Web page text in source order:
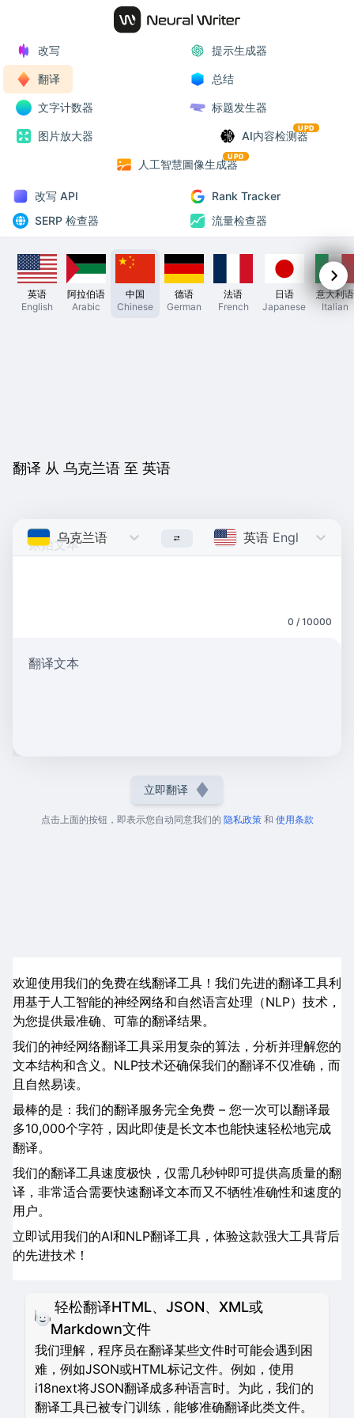
改写 提示生成器
翻译 总结
文字计数器 标题发生器
图片放大器 AI内容检测器
UPD
人工智慧圖像生成器
UPD
改写 API
Rank Tracker
SERP 检查器
流量检查器
英语
English
阿拉伯语
Arabic
中国
Chinese
德语
German
法语
French
日语
Japanese
意大利语
Italian
翻译 从 乌克兰语 至 英语
乌克兰语 Ukrainian 英语 English
0 / 10000
翻译文本
立即翻译
点击上面的按钮，即表示您自动同意我们的 隐私政策 和 使用条款
欢迎使用我们的免费在线翻译工具！我们先进的翻译工具利
用基于人工智能的神经网络和自然语言处理（NLP）技术，
为您提供最准确、可靠的翻译结果。
我们的神经网络翻译工具采用复杂的算法，分析并理解您的
文本结构和含义。NLP技术还确保我们的翻译不仅准确，而
且自然易读。
最棒的是：我们的翻译服务完全免费 – 您一次可以翻译最
多10,000个字符，因此即使是长文本也能快速轻松地完成
翻译。
我们的翻译工具速度极快，仅需几秒钟即可提供高质量的翻
译，非常适合需要快速翻译文本而又不牺牲准确性和速度的
用户。
立即试用我们的AI和NLP翻译工具，体验这款强大工具背后
的先进技术！
轻松翻译HTML、JSON、XML或
Markdown文件
我们理解，程序员在翻译某些文件时可能会遇到困
难，例如JSON或HTML标记文件。例如，使用
i18next将JSON翻译成多种语言时。为此，我们的
翻译工具已被专门训练，能够准确翻译此类文件。